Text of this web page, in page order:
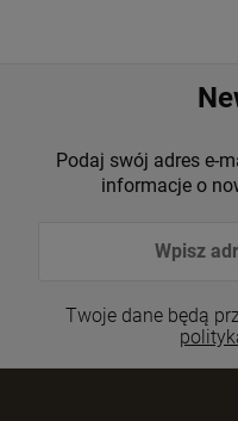
Podaj swój adres e-
informacje o
Twoje dane będą